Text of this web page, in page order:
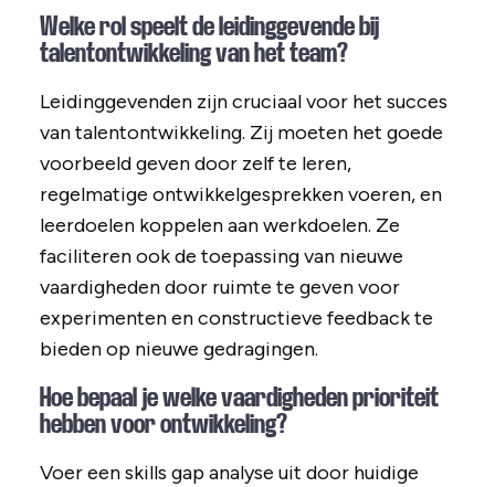
Welke rol speelt de leidinggevende bij
talentontwikkeling van het team?
Leidinggevenden zijn cruciaal voor het succes
van talentontwikkeling. Zij moeten het goede
voorbeeld geven door zelf te leren,
regelmatige ontwikkelgesprekken voeren, en
leerdoelen koppelen aan werkdoelen. Ze
faciliteren ook de toepassing van nieuwe
vaardigheden door ruimte te geven voor
experimenten en constructieve feedback te
bieden op nieuwe gedragingen.
Hoe bepaal je welke vaardigheden prioriteit
hebben voor ontwikkeling?
Voer een skills gap analyse uit door huidige